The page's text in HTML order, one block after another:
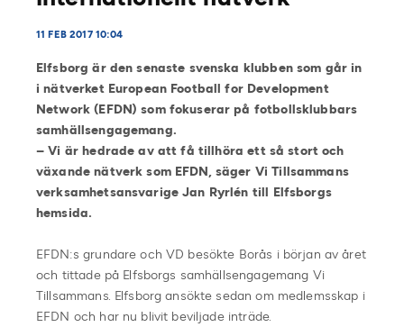
11 FEB 2017 10:04
Elfsborg är den senaste svenska klubben som går in
i nätverket European Football for Development
Network (EFDN) som fokuserar på fotbollsklubbars
samhällsengagemang.
– Vi är hedrade av att få tillhöra ett så stort och
växande nätverk som EFDN, säger Vi Tillsammans
verksamhetsansvarige Jan Ryrlén till Elfsborgs
hemsida.
EFDN:s grundare och VD besökte Borås i början av året
och tittade på Elfsborgs samhällsengagemang Vi
Tillsammans. Elfsborg ansökte sedan om medlemsskap i
EFDN och har nu blivit beviljade inträde.